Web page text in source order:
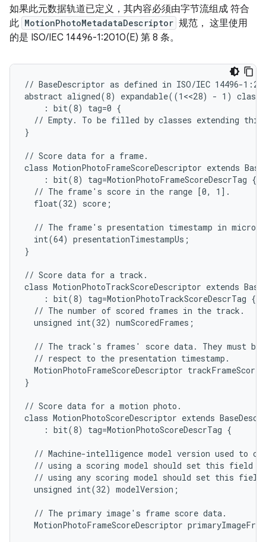
如果此元数据轨道已定义，其内容必须由字节流组成 符合
此 MotionPhotoMetadataDescriptor 规范， 这里使用
的是 ISO/IEC 14496-1:2010(E) 第 8 条。
// BaseDescriptor as defined in ISO/IEC 14496-
abstract aligned(8) expandable((1<<28) - 1) class
    : bit(8) tag=0 {
// Empty. To be filled by classes extending this
}
// Score data for a frame.
class MotionPhotoFrameScoreDescriptor extends
    : bit(8) tag=MotionPhotoFrameScoreDescrTag {
  // The frame's score in the range [0, 1].
  float(32) score;
// The frame's presentation timestamp in
  int(64) presentationTimestampUs;
}
// Score data for a track.
class MotionPhotoTrackScoreDescriptor extends
    : bit(8) tag=MotionPhotoTrackScoreDescrTag {
  // The number of scored frames in the track.
  unsigned int(32) numScoredFrames;
// The track's frames' score data. They must be
  // respect to the presentation timestamp.
MotionPhotoFrameScoreDescriptor
}
// Score data for a motion photo.
class MotionPhotoScoreDescriptor extends
    : bit(8) tag=MotionPhotoScoreDescrTag {
// Machine-intelligence model version used to
// using a scoring model should set this field
// using any scoring model should set this field
  unsigned int(32) modelVersion;
  // The primary image's frame score data.
MotionPhotoFrameScoreDescriptor